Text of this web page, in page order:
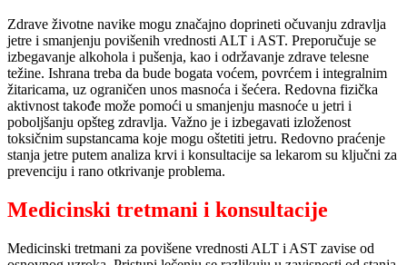
Zdrave životne navike mogu značajno doprineti očuvanju zdravlja
jetre i smanjenju povišenih vrednosti ALT i AST. Preporučuje se
izbegavanje alkohola i pušenja, kao i održavanje zdrave telesne
težine. Ishrana treba da bude bogata voćem, povrćem i integralnim
žitaricama, uz ograničen unos masnoća i šećera. Redovna fizička
aktivnost takođe može pomoći u smanjenju masnoće u jetri i
poboljšanju opšteg zdravlja. Važno je i izbegavati izloženost
toksičnim supstancama koje mogu oštetiti jetru. Redovno praćenje
stanja jetre putem analiza krvi i konsultacije sa lekarom su ključni za
prevenciju i rano otkrivanje problema.
Medicinski tretmani i konsultacije
Medicinski tretmani za povišene vrednosti ALT i AST zavise od